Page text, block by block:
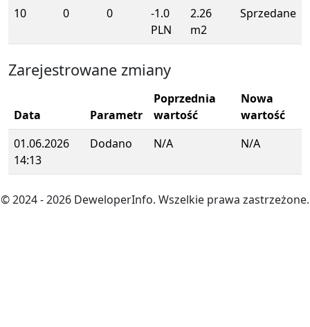
10
0 0
-1.0
PLN
2.26
m2
Sprzedane
Zarejestrowane zmiany
Data Parametr
Poprzednia
wartość
Nowa
wartość
01.06.2026
14:13
Dodano N/A N/A
© 2024- 2026 DeweloperInfo. Wszelkie prawa zastrzeżone.